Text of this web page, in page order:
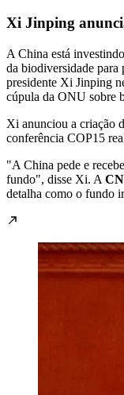
Xi Jinping
A China está
da biodiversidade para
presidente Xi Jinping
cúpula da ONU sobre
Xi anunciou a criação
conferência COP15
"A China pede e
fundo", disse Xi. A
detalha como o fundo